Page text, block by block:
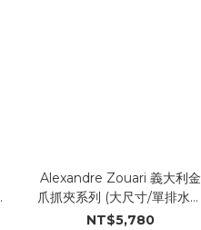
Alexandre Zouari 義大利金
爪抓夾系列 (大尺寸/單排水晶
#20015_QQ)
NT$5,780